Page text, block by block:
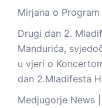
Mirjana o
Drugi dan 2.
Mandurića,
u vjeri o
dan 2.Mladifesta
Medjugorje News